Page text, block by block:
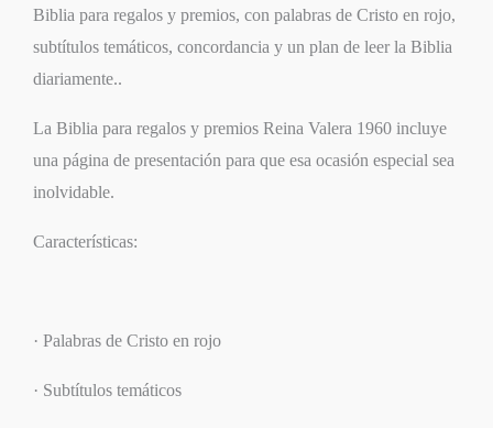
Biblia para regalos y premios, con palabras de Cristo en rojo,
subtítulos temáticos, concordancia y un plan de leer la Biblia
diariamente..
La Biblia para regalos y premios Reina Valera 1960 incluye
una página de presentación para que esa ocasión especial sea
inolvidable.
Características:
· Palabras de Cristo en rojo
· Subtítulos temáticos